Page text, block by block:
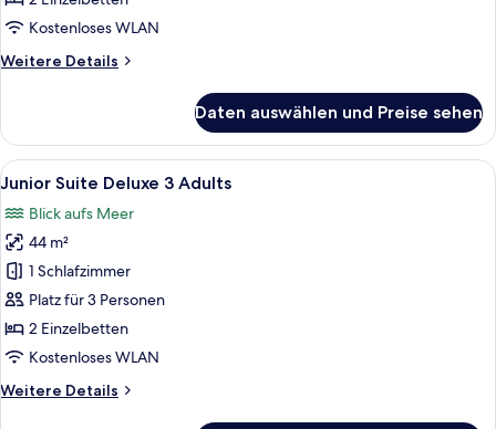
AdultKostenloses WLAN
Weitere Details
Weitere
Suite
Deluxe
1
Daten auswählen und Preise sehen
Alle
Fotos
für
Junior
Suite
Deluxe
3
Adults
Hochwertige Bettwaren, Minibar,
7
Junior Suite Deluxe 3 Adults
Blick aufs Meer
44 m²
1 Schlafzimmer
Platz für 3 Personen
2 Einzelbetten
Kostenloses WLAN
Weitere Details
Weitere